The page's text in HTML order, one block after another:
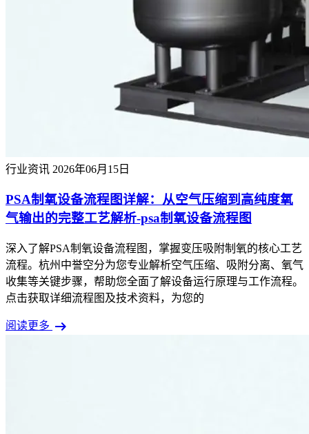
行业资讯 2026年06月15日
PSA制氧设备流程图详解：从空气压缩到高纯度氧
气输出的完整工艺解析-psa制氧设备流程图
深入了解PSA制氧设备流程图，掌握变压吸附制氧的核心工艺
流程。杭州中誉空分为您专业解析空气压缩、吸附分离、氧气
收集等关键步骤，帮助您全面了解设备运行原理与工作流程。
点击获取详细流程图及技术资料，为您的
阅读更多 arrow_right_alt